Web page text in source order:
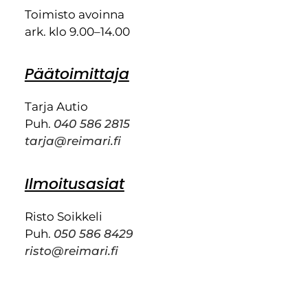
Toimisto avoinna
ark. klo 9.00–14.00
Päätoimittaja
Tarja Autio
Puh. 040 586 2815
tarja@reimari.fi
Ilmoitusasiat
Risto Soikkeli
Puh. 050 586 8429
risto@reimari.fi